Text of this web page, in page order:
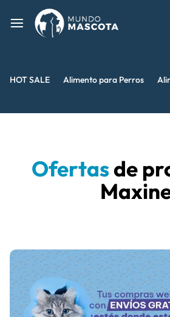
HOT SALE Alimento para Perros
Ofertasde